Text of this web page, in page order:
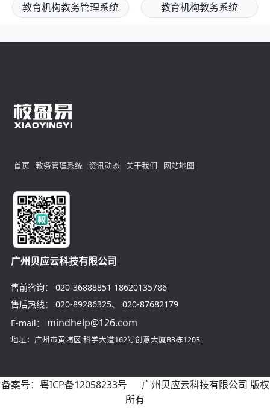
教育机构教务管理系统 教育机构教务系统
首页 教务管理系统 资讯动态 关于我们 网站地图
广州贝应云科技有限公司
售前咨询： 020-36888851 18620135786
售后热线：
020-89286325、 020-87682179
E-mail：
mindhelp@126.com
地址：广州市黄埔区 科学大道162号创意大厦B3栋1203
备案号： 粤ICP备12058233号 广州贝应云科技有限公司 版权
所有